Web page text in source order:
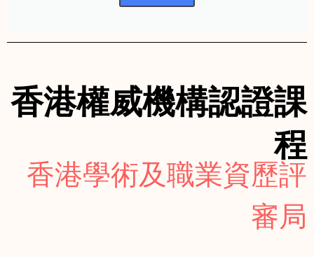
香港權威機構認證課
程
香港學術及職業資歷評
審局